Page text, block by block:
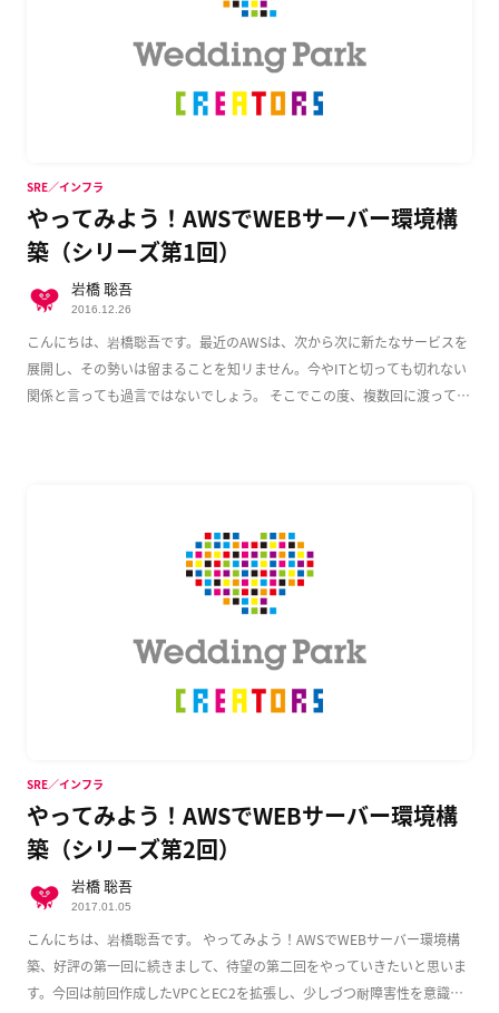
やってみよう！AWSでWEBサーバー環境構
築（シリーズ第1回）
こんにちは、岩橋聡吾です。最近のAWSは、次から次に新たなサービスを
展開し、その勢いは留まることを知リません。今やITと切っても切れない
関係と言っても過言ではないでしょう。 そこでこの度、複数回に渡って
SRE／インフラ
岩橋 聡吾
2016.12.26
やってみよう！AWSでWEBサーバー環境構
築（シリーズ第2回）
こんにちは、岩橋聡吾です。 やってみよう！AWSでWEBサーバー環境構
築、好評の第一回に続きまして、待望の第二回をやっていきたいと思いま
す。今回は前回作成したVPCとEC2を拡張し、少しづつ耐障害性を意識し
SRE／インフラ
岩橋 聡吾
2017.01.05